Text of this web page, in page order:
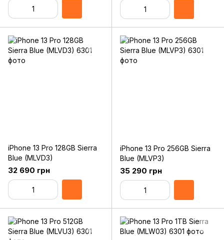
iPhone 13 Pro 128GB Sierra
Blue (MLVD3)
32 690 грн
iPhone 13 Pro 256GB Sierra
Blue (MLVP3)
35 290 грн